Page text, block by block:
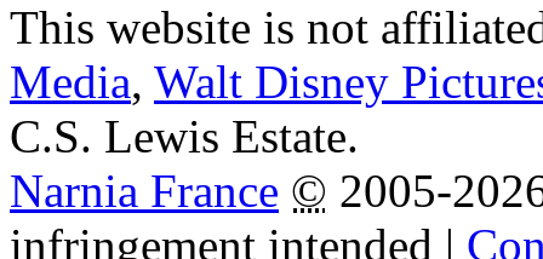
This website is not
Media, Walt Disney
C.S. Lewis Estate.
Narnia France © 2005-
infringement intended |